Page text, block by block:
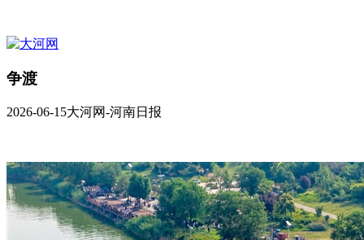
争渡
2026-06-15大河网-河南日报